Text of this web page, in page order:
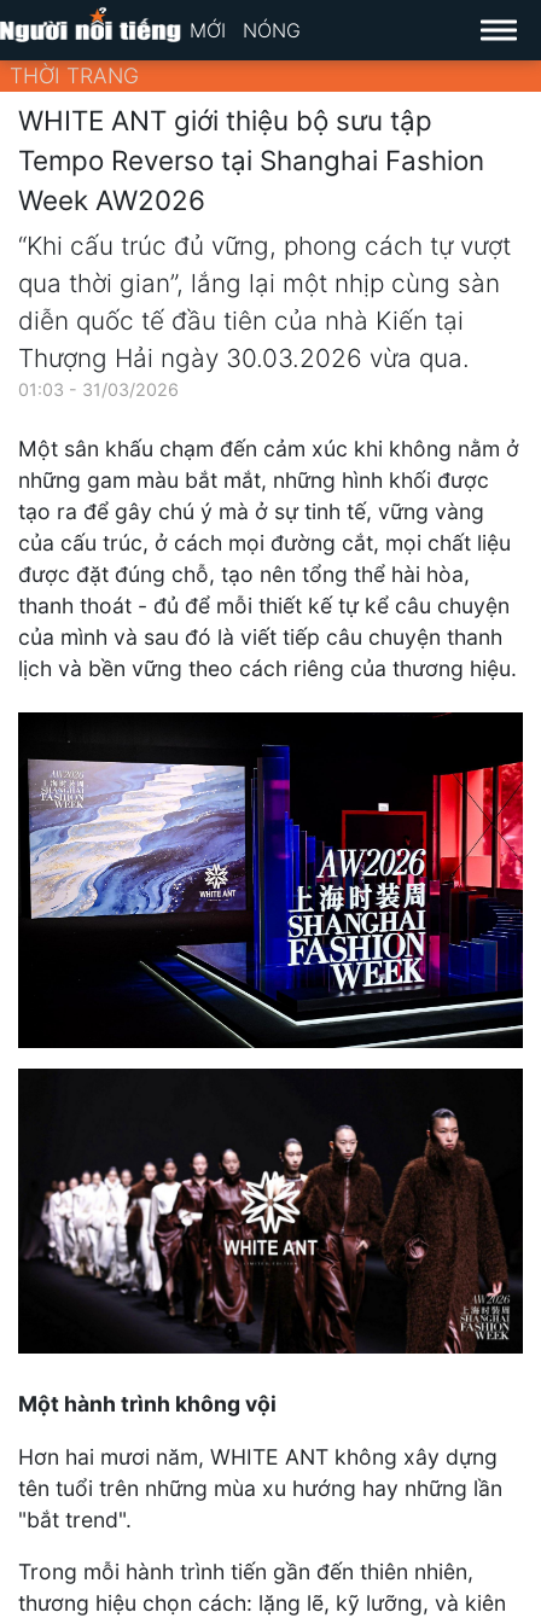
MỚI NÓNG
THỜI TRANG
WHITE ANT giới thiệu bộ sưu tập
Tempo Reverso tại Shanghai Fashion
Week AW2026
“Khi cấu trúc đủ vững, phong cách tự vượt
qua thời gian”, lắng lại một nhịp cùng sàn
diễn quốc tế đầu tiên của nhà Kiến tại
Thượng Hải ngày 30.03.2026 vừa qua.
01:03 - 31/03/2026
Một sân khấu chạm đến cảm xúc khi không nằm ở
những gam màu bắt mắt, những hình khối được
tạo ra để gây chú ý mà ở sự tinh tế, vững vàng
của cấu trúc, ở cách mọi đường cắt, mọi chất liệu
được đặt đúng chỗ, tạo nên tổng thể hài hòa,
thanh thoát - đủ để mỗi thiết kế tự kể câu chuyện
của mình và sau đó là viết tiếp câu chuyện thanh
lịch và bền vững theo cách riêng của thương hiệu.
Một hành trình không vội
Hơn hai mươi năm, WHITE ANT không xây dựng
tên tuổi trên những mùa xu hướng hay những lần
"bắt trend".
Trong mỗi hành trình tiến gần đến thiên nhiên,
thương hiệu chọn cách: lặng lẽ, kỹ lưỡng, và kiên